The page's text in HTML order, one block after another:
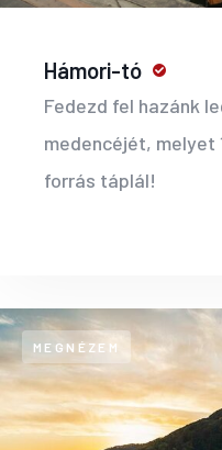
Hámori-tó
Fedezd fel hazánk
medencéjét, melyet
forrás táplál!
MEGNÉZEM